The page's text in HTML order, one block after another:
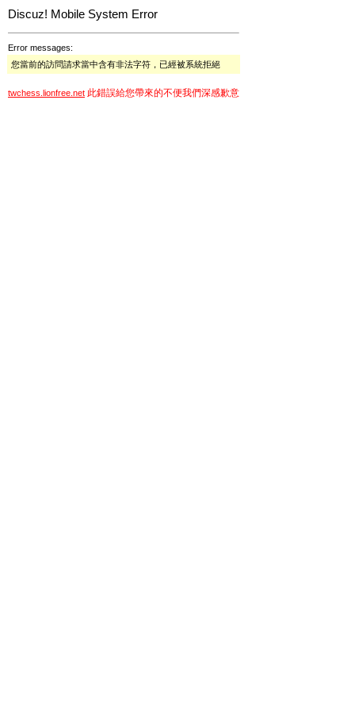
Discuz! Mobile System Error
Error messages:
您當前的訪問請求當中含有非法字符，已經被系統拒絕
twchess.lionfree.net 此錯誤給您帶來的不便我們深感歉意